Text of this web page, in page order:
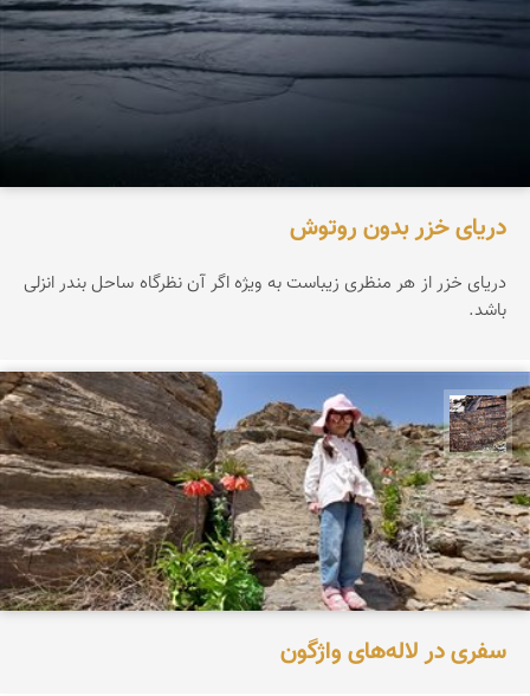
دریای خزر بدون روتوش
دریای خزر از هر منظری زیباست به ویژه اگر آن نظرگاه ساحل بندر انزلی
باشد.
محمد ناصری فرد
سفری در لاله‌های واژگون